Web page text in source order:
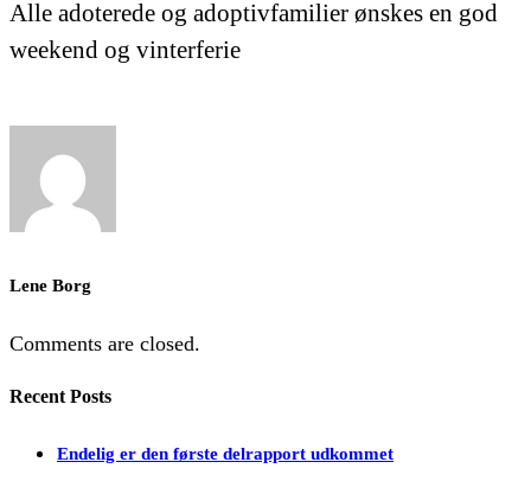
Alle adoterede og adoptivfamilier ønskes en god
weekend og vinterferie
Lene Borg
Comments are closed.
Recent Posts
Endelig er den første delrapport udkommet